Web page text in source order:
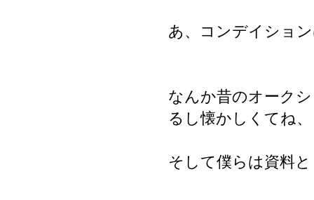
あ、コンデイショ
なんか昔のオーク
るし懐かしくてね、
そして僕らは資料